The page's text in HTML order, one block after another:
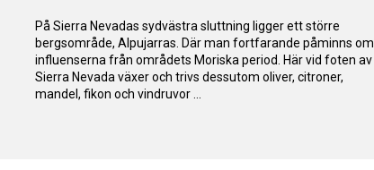
På Sierra Nevadas sydvästra sluttning ligger ett större
bergsområde, Alpujarras. Där man fortfarande påminns om
influenserna från områdets Moriska period. Här vid foten av
Sierra Nevada växer och trivs dessutom oliver, citroner,
mandel, fikon och vindruvor ...